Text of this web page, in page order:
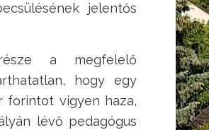
jelentős
a megfelelő
hogy egy
forintot vigyen haza,
lévő pedagógus